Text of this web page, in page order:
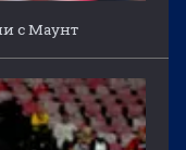
с Маунт